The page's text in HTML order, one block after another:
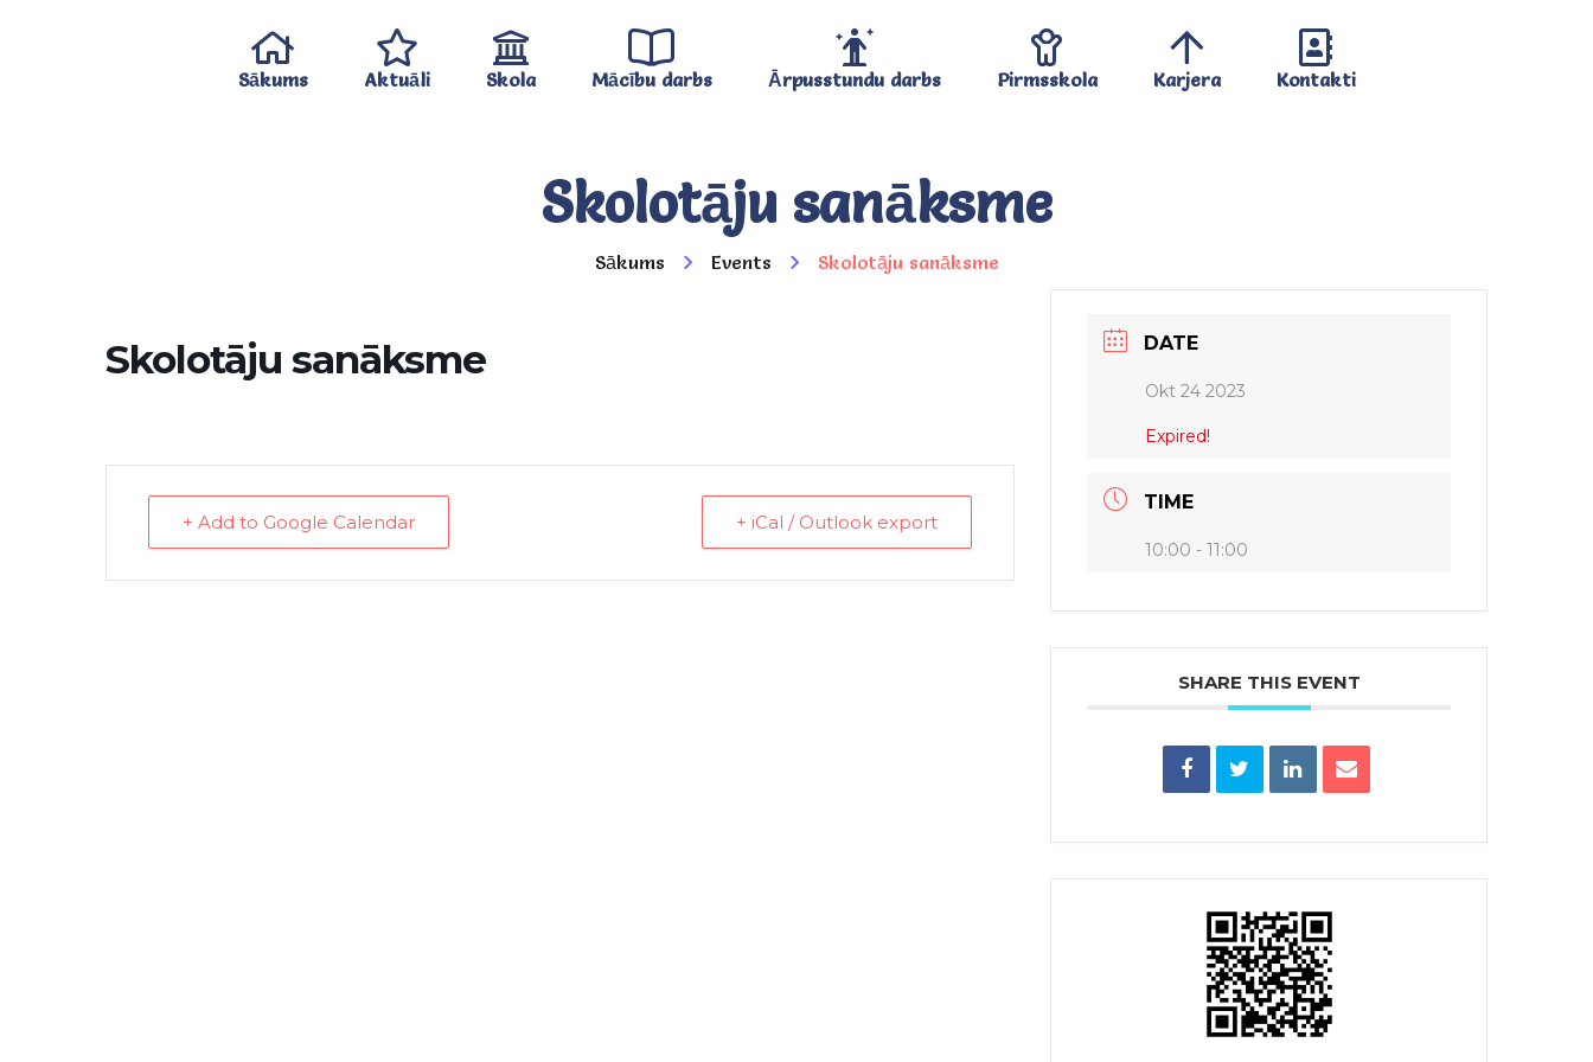
Sākums Aktuāli Skola Mācību darbs Ārpusstundu darbs Pirmsskola Karjera Kontakti
Skolotāju sanāksme
Sākums Events Skolotāju sanāksme
Skolotāju sanāksme
+ Add to Google Calendar + iCal / Outlook export
DATE
Okt 24 2023
Expired!
TIME
10:00 - 11:00
SHARE THIS EVENT